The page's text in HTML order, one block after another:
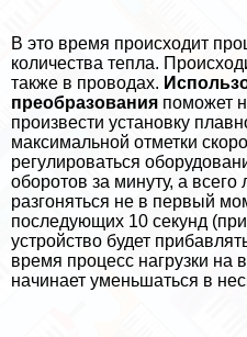
В это время происходит
количества тепла.
также в проводах.
преобразования поможет
произвести установку
максимальной отметки
регулироваться
оборотов за минуту, а
разгоняться не в первый
последующих 10 секунд
устройство будет
время процесс нагрузки на
начинает уменьшаться в